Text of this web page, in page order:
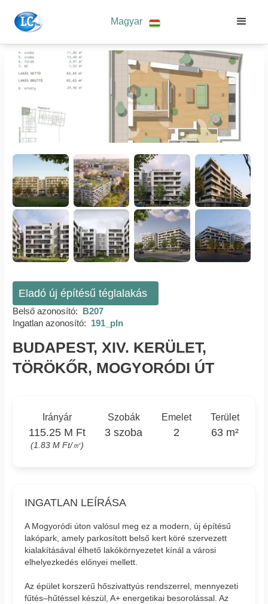
Magyar
Eladó új építésű téglalakás
Belső azonosító: B207
Ingatlan azonosító: 191_pln
BUDAPEST, XIV. KERÜLET,
TÖRÖKŐR, MOGYORÓDI ÚT
Irányár
115.25 M Ft
(1.83 M Ft/㎡)
Szobák
3 szoba
Emelet
2
Terület
63 m²
INGATLAN LEÍRÁSA
A Mogyoródi úton valósul meg ez a modern, új építésű
lakópark, amely parkosított belső kert köré szervezett
kialakításával élhető lakókörnyezetet kínál a városi
elhelyezkedés előnyei mellett.
Az épület korszerű hőszivattyús rendszerrel, mennyezeti
fűtés–hűtéssel készül, A+ energetikai besorolással. Az